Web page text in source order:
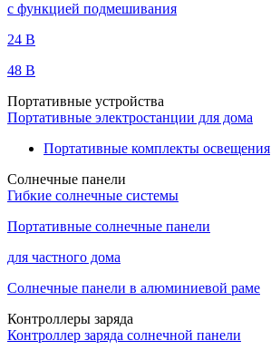
с функцией подмешивания
24 B
48 B
Портативные устройства
Портативные электростанции для дома
Портативные комплекты освещения
Солнечные панели
Гибкие солнечные системы
Портативные солнечные панели
для частного дома
Солнечные панели в алюминиевой раме
Контроллеры заряда
Контроллер заряда солнечной панели